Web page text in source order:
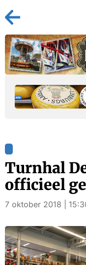
Turnhal
officieel
7 oktober 2018 |